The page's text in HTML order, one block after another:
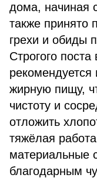
дома, начиная
также принято
грехи и обиды
Строгого поста
рекомендуется
жирную пищу,
чистоту и
отложить
тяжёлая
материальные
благодарным